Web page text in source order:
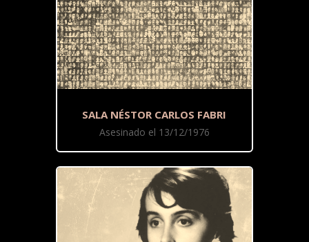
SALA NÉSTOR CARLOS FABRI
Asesinado el 13/12/1976